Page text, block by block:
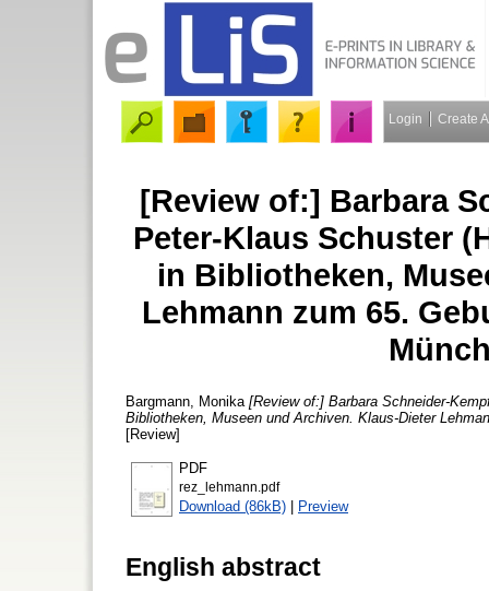
Login Create
[Review of:] Barbara
Peter-Klaus Schuster
in Bibliotheken,
Lehmann zum 65.
Bargmann, Monika [Review of:] Barbara Schneider-
Bibliotheken, Museen und Archiven. Klaus-Dieter
[Review]
PDF
rez_lehmann.pdf
Download (86kB) | Preview
English abstract